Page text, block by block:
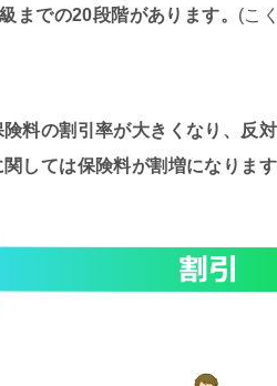
までの20段階があります。 (こ
料の割引率が大きくなり、反
しては保険料が割増になります